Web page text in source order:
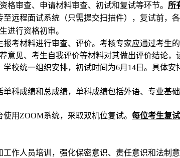
格审查、申请材料审查、初试和复试等环节。所
至远程面试系统 （只需提交扫描件）， 复试前，
进行资格初审。
考材料进行审查、评价。考核专家应通过考生
意见、考生自我评价等材料对其做出评价结论，
校统一组织安排，初试时间为6月 14 日。具体安
科成绩和总成绩，单科成绩包括外语、专业基
使用ZOOM系统，采取双机位复试。每位考生复
作人员培训，强化保密意识、责任意识和法制